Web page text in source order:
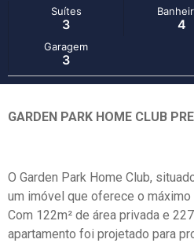
Suítes
3 4
Garagem
3
GARDEN PARK HOME CLUB
O Garden Park Home Club,
um imóvel que oferece o
Com 122m² de área privada e
apartamento foi projetado para